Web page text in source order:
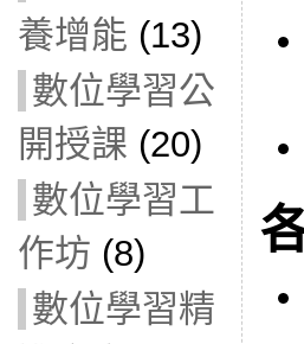
養增能 (13)
數位學習公
開授課 (20)
數位學習工
作坊 (8)
數位學習精